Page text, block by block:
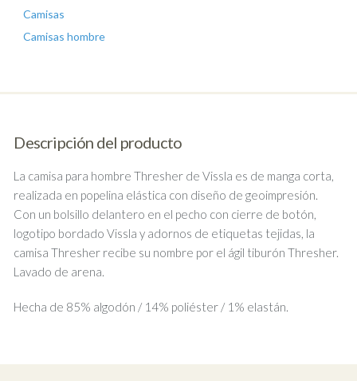
Camisas
Camisas hombre
Descripción del producto
La camisa para hombre Thresher de Vissla es de manga corta,
realizada en popelina elástica con diseño de geoimpresión.
Con un bolsillo delantero en el pecho con cierre de botón,
logotipo bordado Vissla y adornos de etiquetas tejidas, la
camisa Thresher recibe su nombre por el ágil tiburón Thresher.
Lavado de arena.
Hecha de 85% algodón / 14% poliéster / 1% elastán.